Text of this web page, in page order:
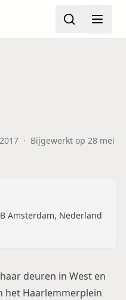
· Bijgewerkt op 28 mei
Amsterdam, Nederland
deuren in West en
het Haarlemmerplein